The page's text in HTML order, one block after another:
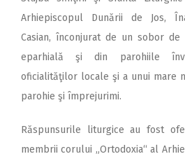
Arhiepiscopul Dunării de Jos,
Casian, înconjurat de un sobor
eparhială şi din parohiile
oficialităţilor locale şi a unui mare
parohie şi împrejurimi.
Răspunsurile liturgice au fost
membrii corului „Ortodoxia“ al